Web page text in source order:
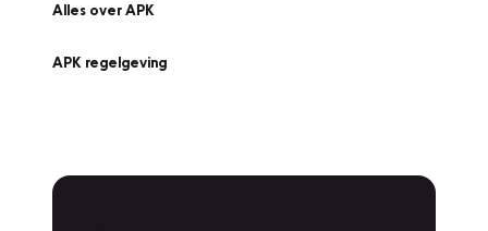
Alles over APK
APK regelgeving